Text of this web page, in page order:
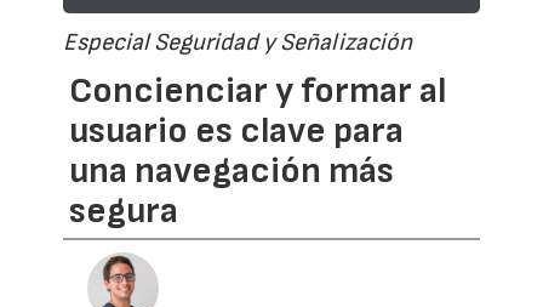
Especial Seguridad y Señalización
Concienciar y formar al
usuario es clave para
una navegación más
segura